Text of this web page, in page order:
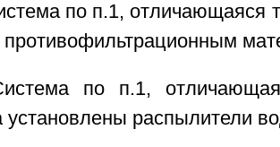
по п.1, отличающаяся
противофильтрационным
по п.1,
установлены распылители